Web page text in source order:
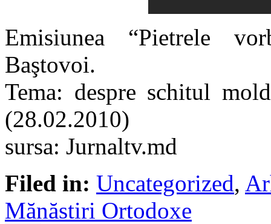
Emisiunea “Pietrele
Baştovoi.
Tema: despre schitul
(28.02.2010)
sursa: Jurnaltv.md
Filed in: Uncategorized,
Mănăstiri Ortodoxe